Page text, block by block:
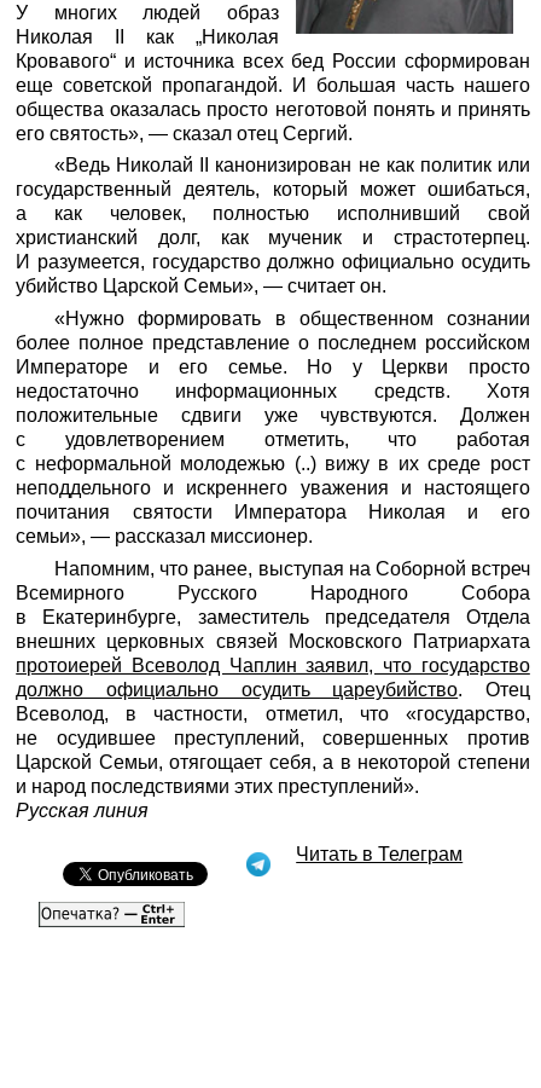
У многих людей образ
Николая II как „Николая
Кровавого“ и источника всех бед России сформирован
еще советской пропагандой. И большая часть нашего
общества оказалась просто неготовой понять и принять
его святость», — сказал отец Сергий.
«Ведь Николай II канонизирован не как политик или
государственный деятель, который может ошибаться,
а как человек, полностью исполнивший свой
христианский долг, как мученик и страстотерпец.
И разумеется, государство должно официально осудить
убийство Царской Семьи», — считает он.
«Нужно формировать в общественном сознании
более полное представление о последнем российском
Императоре и его семье. Но у Церкви просто
недостаточно информационных средств. Хотя
положительные сдвиги уже чувствуются. Должен
с удовлетворением отметить, что работая
с неформальной молодежью (..) вижу в их среде рост
неподдельного и искреннего уважения и настоящего
почитания святости Императора Николая и его
семьи», — рассказал миссионер.
Напомним, что ранее, выступая на Соборной встреч
Всемирного Русского Народного Собора
в Екатеринбурге, заместитель председателя Отдела
внешних церковных связей Московского Патриархата
протоиерей Всеволод Чаплин заявил, что государство
должно официально осудить цареубийство. Отец
Всеволод, в частности, отметил, что «государство,
не осудившее преступлений, совершенных против
Царской Семьи, отягощает себя, а в некоторой степени
и народ последствиями этих преступлений».
Русская линия
Читать в Телеграм